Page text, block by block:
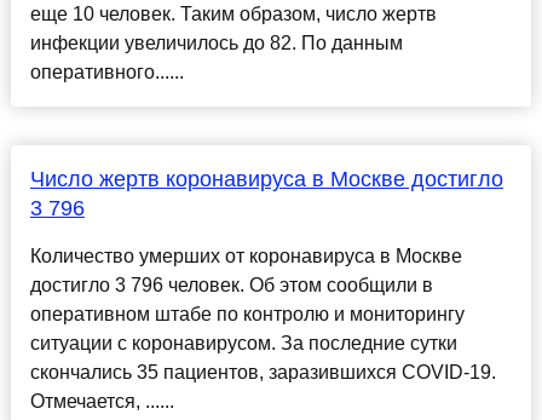
еще 10 человек. Таким образом, число жертв
инфекции увеличилось до 82. По данным
оперативного......
Число жертв коронавируса в Москве достигло
3 796
Количество умерших от коронавируса в Москве
достигло 3 796 человек. Об этом сообщили в
оперативном штабе по контролю и мониторингу
ситуации с коронавирусом. За последние сутки
скончались 35 пациентов, заразившихся COVID-19.
Отмечается, ......